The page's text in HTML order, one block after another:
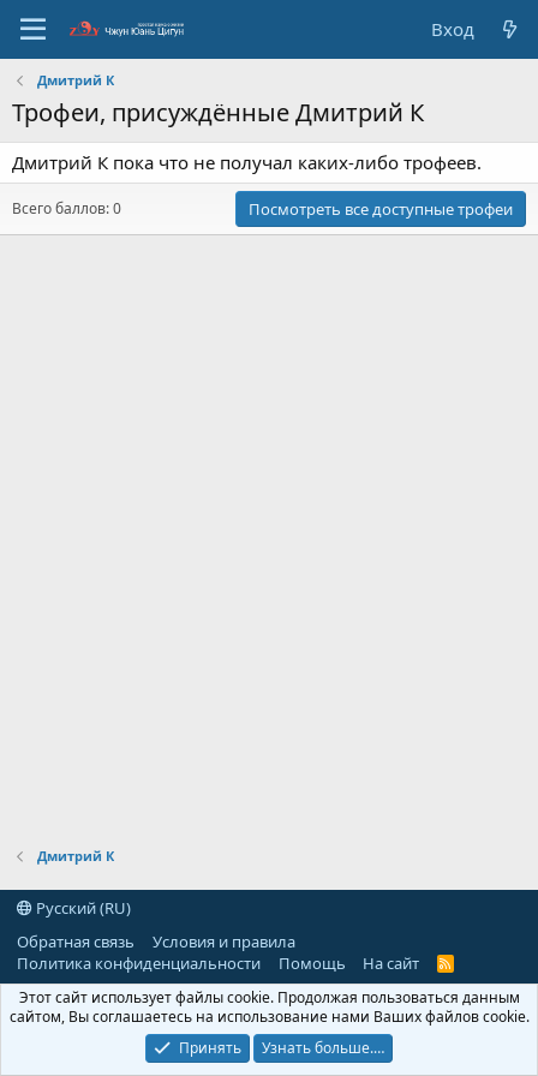
Вход
Дмитрий К
Трофеи, присуждённые Дмитрий К
Дмитрий К пока что не получал каких-либо трофеев.
Всего баллов: 0 Посмотреть все доступные трофеи
Дмитрий К
Русский (RU)
Обратная связь
Условия и правила
Политика конфиденциальности
Помощь На сайт
R
S
Этот сайт использует файлы cookie. Продолжая пользоваться данным
сайтом, Вы соглашаетесь на использование нами Ваших файлов cookie.
Принять
Узнать больше.…